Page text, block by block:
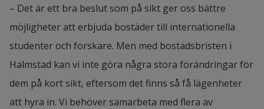
– Det är ett bra beslut som på sikt ger oss bättre
möjligheter att erbjuda bostäder till internationella
studenter och forskare. Men med bostadsbristen i
Halmstad kan vi inte göra några stora förändringar för
dem på kort sikt, eftersom det finns så få lägenheter
att hyra in. Vi behöver samarbeta med flera av